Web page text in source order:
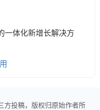
一体化新增长解决方
方投稿，版权归原始作者所